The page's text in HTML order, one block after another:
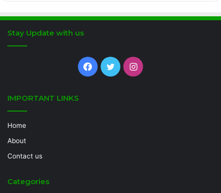
Stay Update with us
Facebook
TwitterInstagram
IMPORTANT LINKS
Home
About
Contact us
Categories